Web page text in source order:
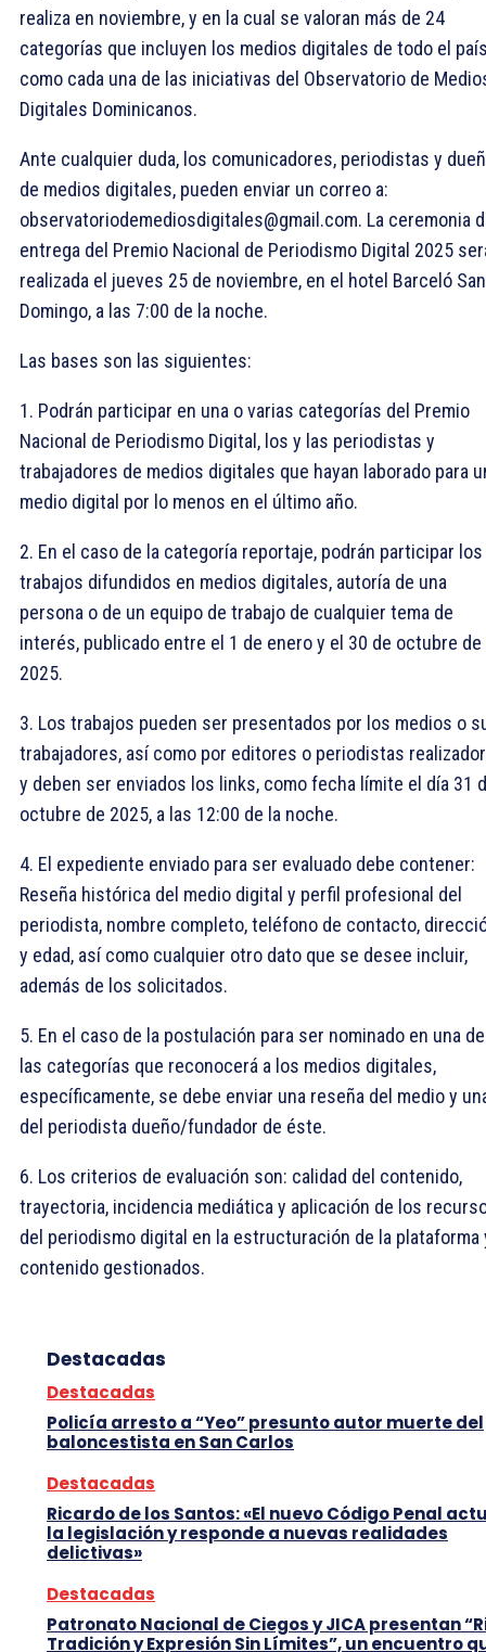
realiza en noviembre, y en la cual se valoran más de 24
categorías que incluyen los medios digitales de todo el
como cada una de las iniciativas del Observatorio de
Digitales Dominicanos.
Ante cualquier duda, los comunicadores, periodistas y
de medios digitales, pueden enviar un correo a:
observatoriodemediosdigitales@gmail.com. La ceremonia
entrega del Premio Nacional de Periodismo Digital 2025
realizada el jueves 25 de noviembre, en el hotel Barceló
Domingo, a las 7:00 de la noche.
Las bases son las siguientes:
1. Podrán participar en una o varias categorías del Premio
Nacional de Periodismo Digital, los y las periodistas y
trabajadores de medios digitales que hayan laborado para
medio digital por lo menos en el último año.
2. En el caso de la categoría reportaje, podrán participar los
trabajos difundidos en medios digitales, autoría de una
persona o de un equipo de trabajo de cualquier tema de
interés, publicado entre el 1 de enero y el 30 de octubre de
2025.
3. Los trabajos pueden ser presentados por los medios o
trabajadores, así como por editores o periodistas
y deben ser enviados los links, como fecha límite el día 31
octubre de 2025, a las 12:00 de la noche.
4. El expediente enviado para ser evaluado debe contener:
Reseña histórica del medio digital y perfil profesional del
periodista, nombre completo, teléfono de contacto,
y edad, así como cualquier otro dato que se desee incluir,
además de los solicitados.
5. En el caso de la postulación para ser nominado en una de
las categorías que reconocerá a los medios digitales,
específicamente, se debe enviar una reseña del medio y
del periodista dueño/fundador de éste.
6. Los criterios de evaluación son: calidad del contenido,
trayectoria, incidencia mediática y aplicación de los
del periodismo digital en la estructuración de la plataforma
contenido gestionados.
Destacadas
Destacadas
Policía arresto a “Yeo” presunto autor muerte del
baloncestista en San Carlos
Destacadas
Ricardo de los Santos: «El nuevo Código Penal
la legislación y responde a nuevas realidades
delictivas»
Destacadas
Patronato Nacional de Ciegos y JICA presentan
Tradición y Expresión Sin Límites”, un encuentro